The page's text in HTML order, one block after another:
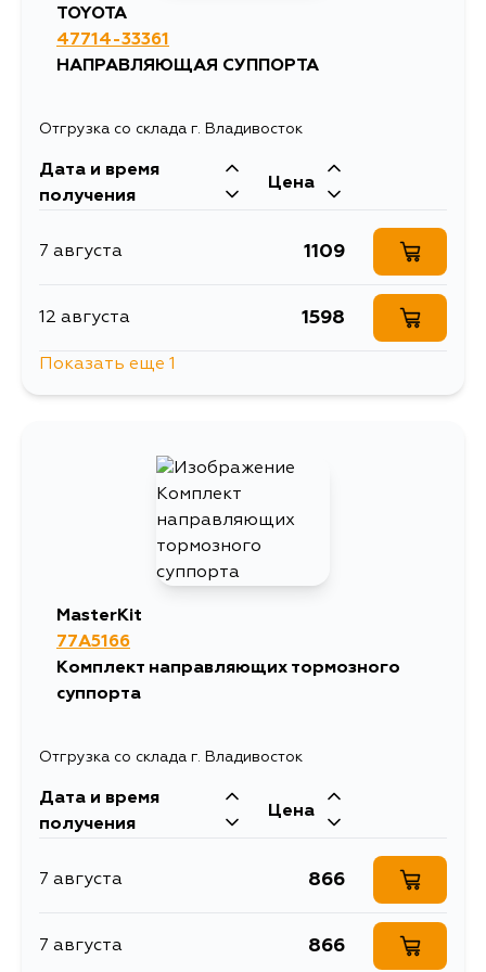
TOYOTA
47714-33361
НАПРАВЛЯЮЩАЯ СУППОРТА
Отгрузка со склада г. Владивосток
Дата и время
получения
Цена
7 августа 1109
12 августа 1598
Показать еще 1
MasterKit
77A5166
Комплект направляющих тормозного
суппорта
Отгрузка со склада г. Владивосток
Дата и время
получения
Цена
7 августа 866
7 августа 866